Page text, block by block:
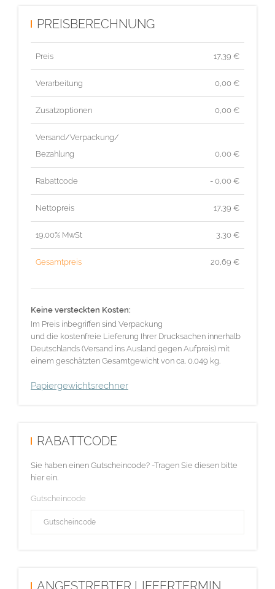
PREISBERECHNUNG
Preis 17,39 €
Verarbeitung 0,00 €
Zusatzoptionen 0,00 €
Versand/Verpackung/
Bezahlung
0,00 €
Rabattcode - 0,00 €
Nettopreis 17,39 €
19.00% MwSt 3,30 €
Gesamtpreis 20,69 €
Keine versteckten Kosten:
Im Preis inbegriffen sind Verpackung
und die kostenfreie Lieferung Ihrer Drucksachen innerhalb
Deutschlands (Versand ins Ausland gegen Aufpreis) mit
einem geschätzten Gesamtgewicht von ca. 0.049 kg.
Papiergewichtsrechner
RABATTCODE
Sie haben einen Gutscheincode? -Tragen Sie diesen bitte
hier ein.
Gutscheincode